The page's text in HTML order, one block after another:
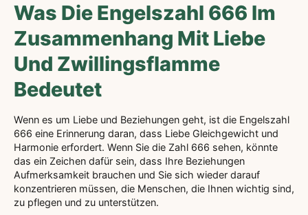
Was Die Engelszahl 666 Im
Zusammenhang Mit Liebe
Und Zwillingsflamme
Bedeutet
Wenn es um Liebe und Beziehungen geht, ist die Engelszahl
666 eine Erinnerung daran, dass Liebe Gleichgewicht und
Harmonie erfordert. Wenn Sie die Zahl 666 sehen, könnte
das ein Zeichen dafür sein, dass Ihre Beziehungen
Aufmerksamkeit brauchen und Sie sich wieder darauf
konzentrieren müssen, die Menschen, die Ihnen wichtig sind,
zu pflegen und zu unterstützen.